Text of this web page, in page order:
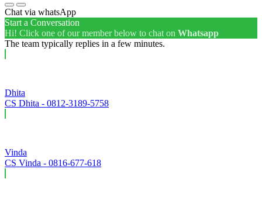
Chat via whatsApp
Start a Conversation
Hi! Click one of our member below to chat on Whatsapp
The team typically replies in a few minutes.
Dhita
CS Dhita - 0812-3189-5758
Vinda
CS Vinda - 0816-677-618